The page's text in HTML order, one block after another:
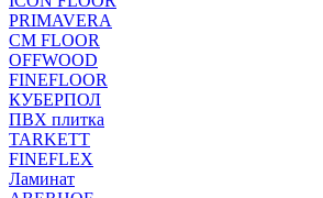
PRIMAVERA
CM FLOOR
OFFWOOD
FINEFLOOR
КУБЕРПОЛ
ПВХ плитка
TARKETT
FINEFLEX
Ламинат